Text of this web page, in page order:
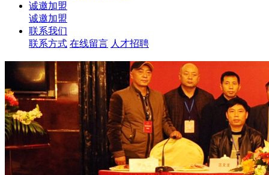
诚邀加盟
诚邀加盟
联系我们
联系方式 在线留言 人才招聘